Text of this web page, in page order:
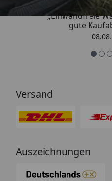
„Einwandfreie
gute
Versand
Auszeichnungen